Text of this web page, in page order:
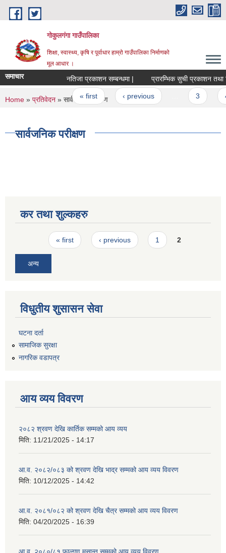
Skip to main content
गोकुलगंगा गाउँपालिका
शिक्षा, स्वास्थ्य, कृषि र पूर्वाधार हाम्रो गाउँपालिका निर्माणको
मूल आधार ।
समाचार नतिजा प्रकाशन सम्बन्धमा | प्रारम्भिक सुची प्रकाशन तथा
Pages
« first ‹ previous
You are here
Home » प्रतिवेदन » सार्वजनिक परीक्षण
सार्वजनिक परीक्षण
कर तथा शुल्कहरु
Pages« first ‹ previous 1 2
अन्य
विधुतीय शुसासन सेवा
घटना दर्ता
सामाजिक सुरक्षा
नागरिक वडापत्र
आय व्यय विवरण
२०८२ श्रवण देखि कार्तिक सम्मको आय व्यय
मिति: 11/21/2025 - 14:17
आ.व. २०८२/०८३ को श्रवण देखि भाद्र सम्मको आय व्यय विवरण
मिति: 10/12/2025 - 14:42
आ.व. २०८१/०८२ को श्रवण देखि चैत्र सम्मको आय व्यय विवरण
मिति: 04/20/2025 - 16:39